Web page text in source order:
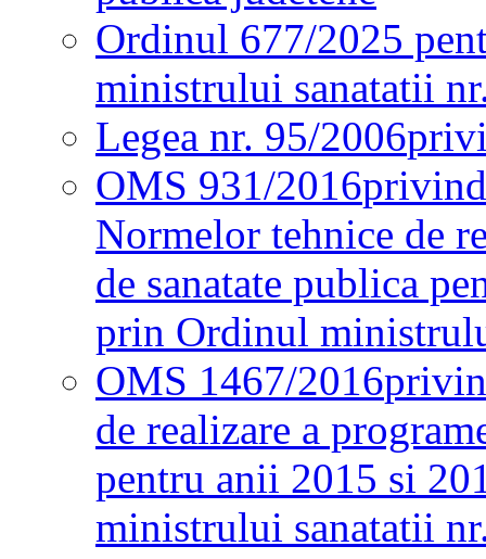
Ordinul 677/2025
ministrului sanatatii
Legea nr. 95/2006
OMS 931/2016
Normelor tehnice de
de sanatate publica
prin Ordinul
OMS 1467/2016
de realizare a
pentru anii 2015 si
ministrului sanatatii